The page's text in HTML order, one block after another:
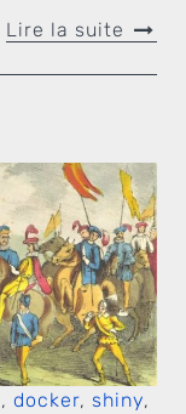
Lire la suite
, docker, shiny,